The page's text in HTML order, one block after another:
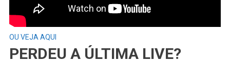
OU VEJA AQUI
PERDEU A ÚLTIMA LIVE?